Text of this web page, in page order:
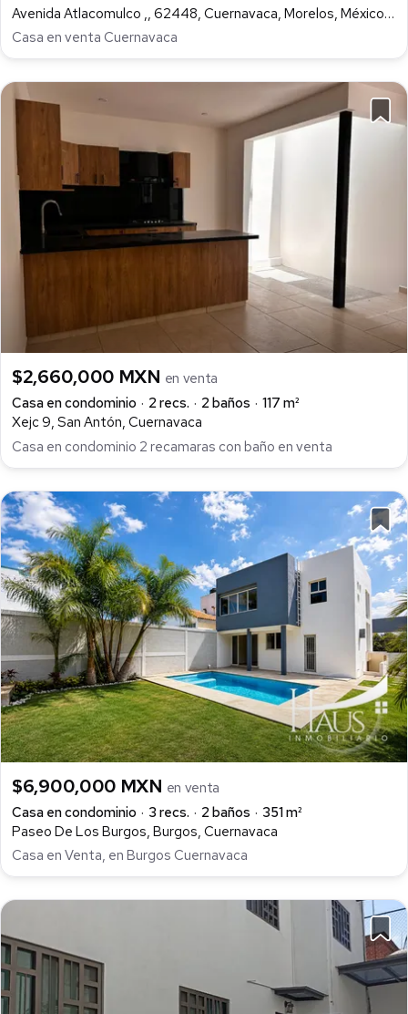
Avenida Atlacomulco ,, 62448, Cuernavaca, Morelos, México, Cantarranas, Cuernavaca
Casa en venta Cuernavaca
$2,660,000 MXN en venta
Casa en condominio
2 recs. 2 baños
117 m²
Xejc 9, San Antón, Cuernavaca
Casa en condominio 2 recamaras con baño en venta
$6,900,000 MXN en venta
Casa en condominio
3 recs. 2 baños
351 m²
Paseo De Los Burgos, Burgos, Cuernavaca
Casa en Venta, en Burgos Cuernavaca